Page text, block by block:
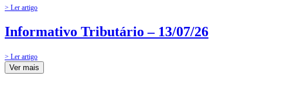
> Ler artigo
Informativo Tributário – 13/07/26
> Ler artigo
Ver mais